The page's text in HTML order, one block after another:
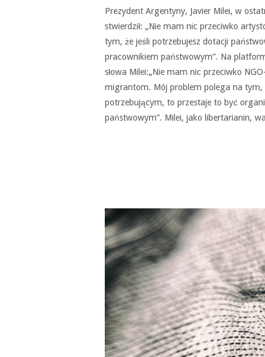
Prezydent Argentyny, Javier Milei, w
stwierdził: „Nie mam nic przeciwko
tym, że jeśli potrzebujesz dotacji
pracownikiem państwowym”. Na
słowa Milei:„Nie mam nic przeciwko
migrantom. Mój problem polega na tym,
potrzebującym, to przestaje to być
państwowym”. Milei, jako libertarianin,